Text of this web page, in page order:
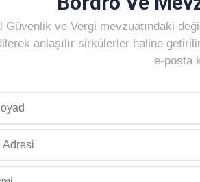
Güvenlik ve Vergi mevzuatındaki
anlaşılır sirkülerler haline
e-posta